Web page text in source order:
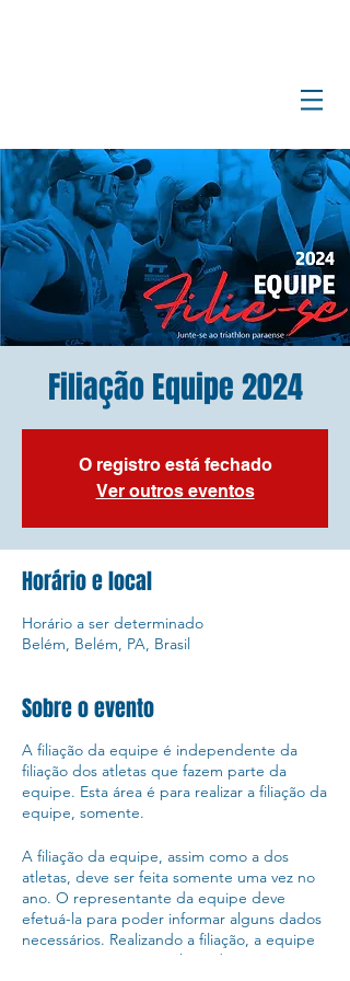
Filiação Equipe 2024
O registro está fechado
Ver outros eventos
Horário e local
Horário a ser determinado
Belém, Belém, PA, Brasil
Sobre o evento
A filiação da equipe é independente da
filiação dos atletas que fazem parte da
equipe. Esta área é para realizar a filiação da
equipe, somente.
A filiação da equipe, assim como a dos
atletas, deve ser feita somente uma vez no
ano. O representante da equipe deve
efetuá-la para poder informar alguns dados
necessários. Realizando a filiação, a equipe
passa a pontuar no ranking de equipes e os